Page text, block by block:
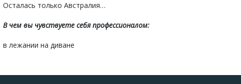
Осталась только Австралия…
В чем вы чувствуете себя профессионалом:
в лежании на диване